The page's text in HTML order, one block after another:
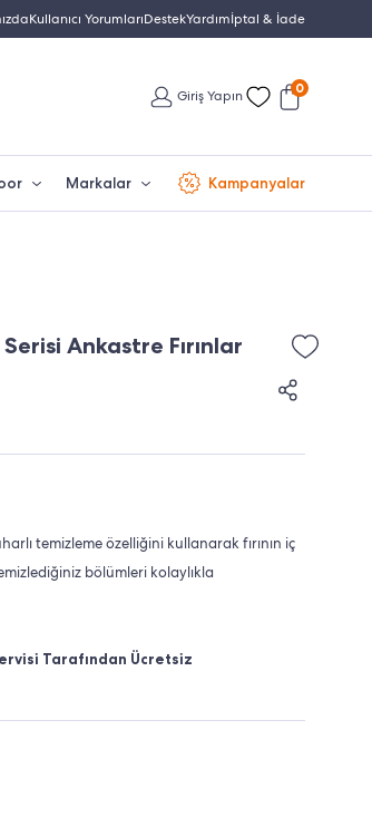
Distribütör Garantisi Türkiye'nin En Büyük Beko
Kullanıcı YorumlarıDestekYardımİptal & İade
Giriş Yapın 0
Markalar Kampanyalar
Ankastre Fırınlar
temizleme özelliğini kullanarak fırının iç
bölümleri kolaylıkla
Tarafından Ücretsiz